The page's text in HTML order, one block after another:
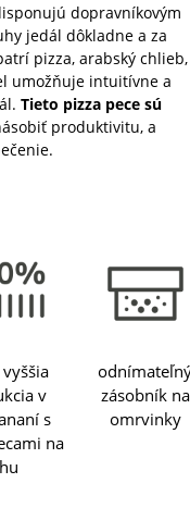
dopravníkovým
jedál dôkladne a za
pizza, arabský chlieb,
umožňuje intuitívne a
Tieto pizza pece sú
produktivitu, a
v
s
na
zásobník na
omrvinky